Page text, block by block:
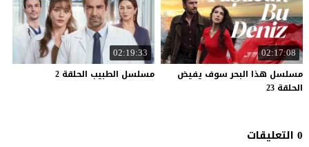
02:17:08
مسلسل هذا البحر سوف يفيض
الحلقة 23
02:19:33
مسلسل الطبيب الحلقة 2
0 التعليقات